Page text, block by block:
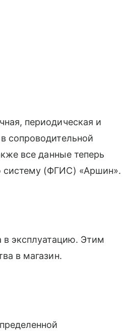
периодическая и
сопроводительной
все данные теперь
систему (ФГИС) «Аршин».
в эксплуатацию. Этим
в магазин.